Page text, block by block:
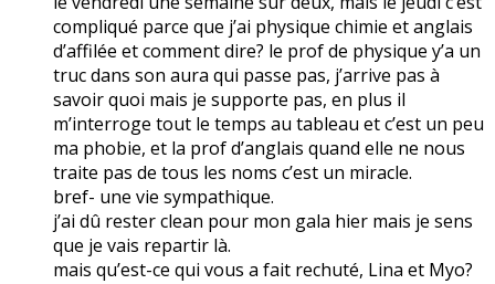
compliqué parce que j’ai physique chimie et anglais
d’affilée et comment dire? le prof de physique y’a un
truc dans son aura qui passe pas, j’arrive pas à
savoir quoi mais je supporte pas, en plus il
m’interroge tout le temps au tableau et c’est un peu
ma phobie, et la prof d’anglais quand elle ne nous
traite pas de tous les noms c’est un miracle.
bref- une vie sympathique.
j’ai dû rester clean pour mon gala hier mais je sens
que je vais repartir là.
mais qu’est-ce qui vous a fait rechuté, Lina et Myo?